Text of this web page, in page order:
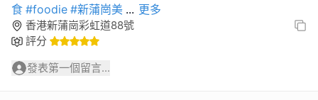
食 #foodie #新蒲崗美 ... 更多
香港新蒲崗彩虹道88號
評分
發表第一個留言...